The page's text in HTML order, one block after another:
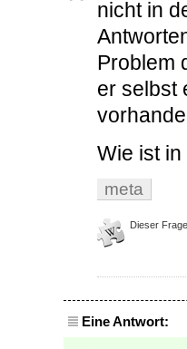
nicht in
Problem
er selbst
Wie ist
meta
Dieser
Eine Antwort: